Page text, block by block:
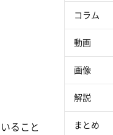
ること
コラム
動画
画像
解説
まとめ